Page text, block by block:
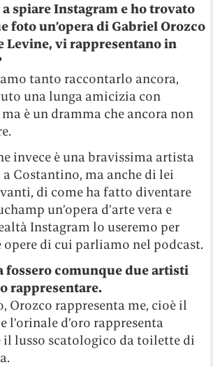
a spiare Instagram e ho trovato
foto un’opera di Gabriel Orozco
Levine, vi rappresentano in
tanto raccontarlo ancora,
una lunga amicizia con
è un dramma che ancora non
invece è una bravissima artista
Costantino, ma anche di lei
di come ha fatto diventare
un’opera d’arte vera e
Instagram lo useremo per
di cui parliamo nel podcast.
fossero comunque due artisti
rappresentare.
Orozco rappresenta me, cioè il
l’orinale d’oro rappresenta
lusso scatologico da toilette di